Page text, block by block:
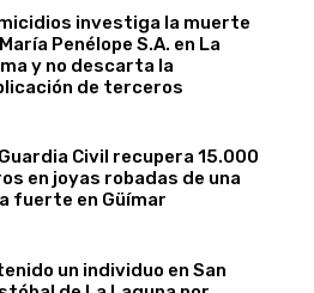
investiga la muerte
Penélope S.A. en La
y no descarta la
de terceros
Civil recupera 15.000
en joyas robadas de una
fuerte en Güímar
un individuo en San